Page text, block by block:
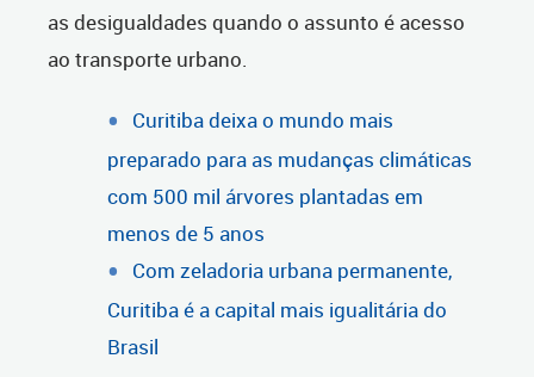
as desigualdades quando o assunto é acesso
ao transporte urbano.
Curitiba deixa o mundo mais
preparado para as mudanças climáticas
com 500 mil árvores plantadas em
menos de 5 anos
Com zeladoria urbana permanente,
Curitiba é a capital mais igualitária do
Brasil